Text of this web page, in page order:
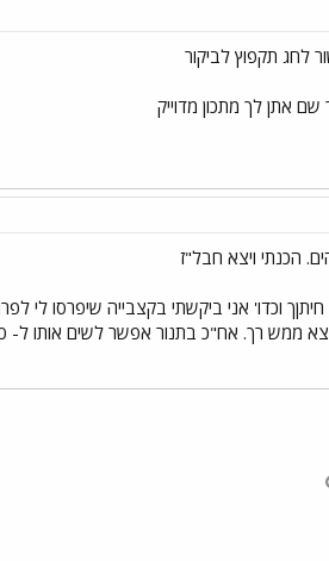
לחג תקפוץ לביקור
אתן לך מתכון מדוייק
הכנתי ויצא חבל"ז
וכדו' אני ביקשתי בקצבייה שיפרסו לי
אח"כ בתנור אפשר לשים אותו ל- 10 דקות וזה מספיק. בתיאבון